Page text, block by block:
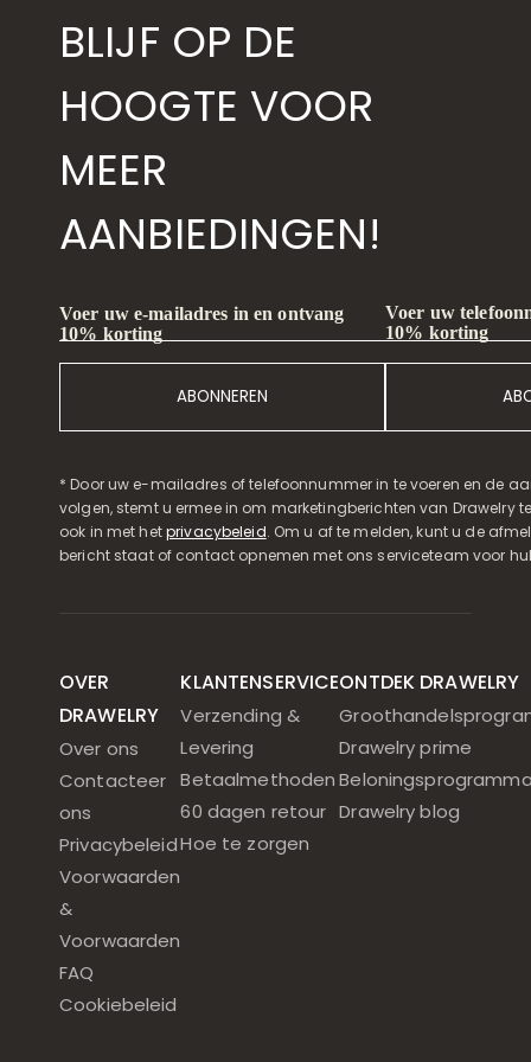
BLIJF OP DE
HOOGTE VOOR
MEER
AANBIEDINGEN!
Voer uw e-mailadres in en ontvang
10% korting
ABONNEREN
Voer uw
10% korting
* Door uw e-mailadres of telefoonnummer in te voeren en de
volgen, stemt u ermee in om marketingberichten van Drawelry
ook in met hetprivacybeleid. Om u af te melden, kunt u de
bericht staat of contact opnemen met ons serviceteam voor
OVER
DRAWELRY
Over ons
Contacteer
ons
Privacybeleid
Voorwaarden
&
Voorwaarden
FAQ
Cookiebeleid
KLANTENSERVICE
Verzending &
Levering
Betaalmethoden
60 dagen retour
Hoe te zorgen
ONTDEK DRAWELRY
Drawelry prime
Drawelry blog